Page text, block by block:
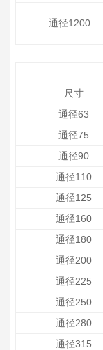
通径1200
尺寸
通径63
通径75
通径90
通径110
通径125
通径160
通径180
通径200
通径225
通径250
通径280
通径315